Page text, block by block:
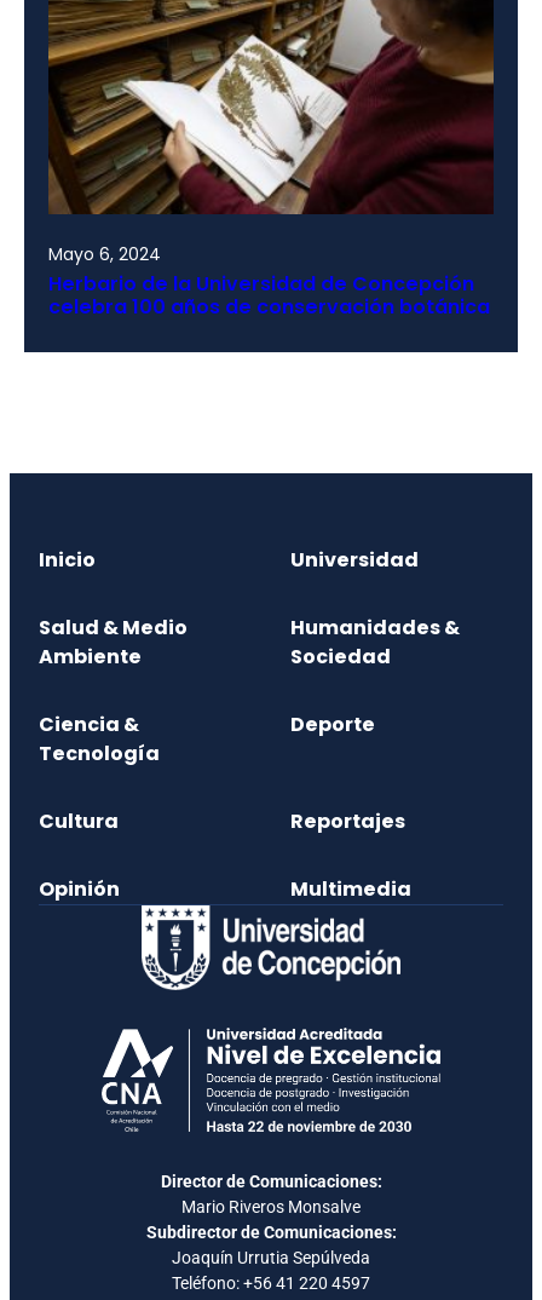
Mayo 6, 2024
Herbario de la Universidad de Concepción
celebra 100 años de conservación botánica
Inicio Universidad
Salud & Medio
Ambiente
Humanidades &
Sociedad
Ciencia &
Tecnología
Deporte
Cultura Reportajes
Opinión Multimedia
Director de Comunicaciones:
Mario Riveros Monsalve
Subdirector de Comunicaciones:
Joaquín Urrutia Sepúlveda
Teléfono:+56 41 220 4597